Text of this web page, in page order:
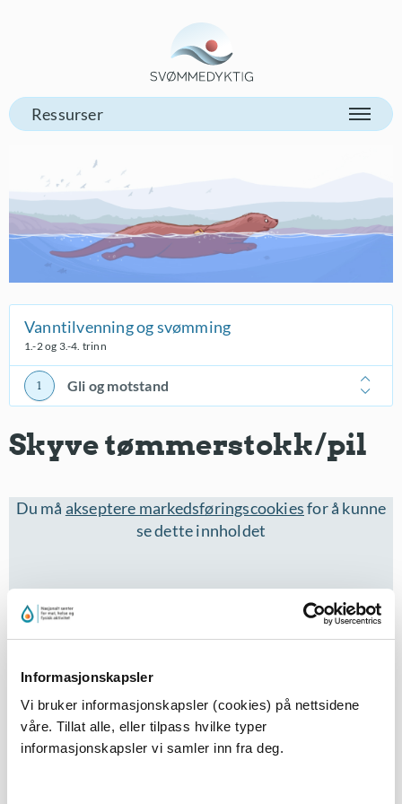
Informasjonskapsler
Vi bruker informasjonskapsler (cookies) på nettsidene
våre. Tillat alle, eller tilpass hvilke typer
informasjonskapsler vi samler inn fra deg.
Vanntilvenning og svømming
1.-2 og 3.-4. trinn
Gli og motstand
Skyve tømmerstokk/pil
Du må akseptere markedsføringscookiesfor å kunne
se dette innholdet
Eleven ligger i linjeholdning på magen, med ansiktet i